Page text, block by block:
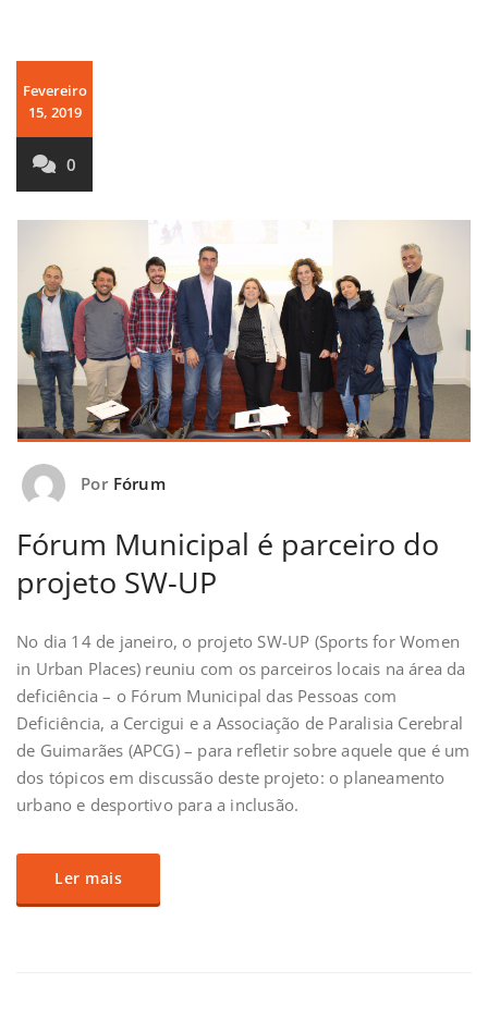
Fevereiro
15, 2019
0
Por Fórum
Fórum Municipal é parceiro do
projeto SW-UP
No dia 14 de janeiro, o projeto SW-UP (Sports for Women
in Urban Places) reuniu com os parceiros locais na área da
deficiência – o Fórum Municipal das Pessoas com
Deficiência, a Cercigui e a Associação de Paralisia Cerebral
de Guimarães (APCG) – para refletir sobre aquele que é um
dos tópicos em discussão deste projeto: o planeamento
urbano e desportivo para a inclusão.
Ler mais